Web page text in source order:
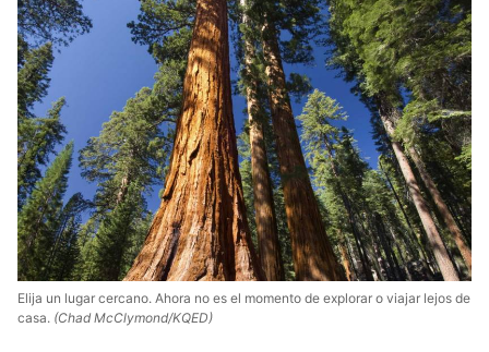
Elija un lugar cercano. Ahora no es el momento de explorar o viajar lejos de
casa. (Chad McClymond/KQED)